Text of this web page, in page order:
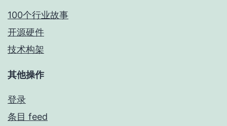
100个行业故事
开源硬件
技术构架
其他操作
登录
条目 feed